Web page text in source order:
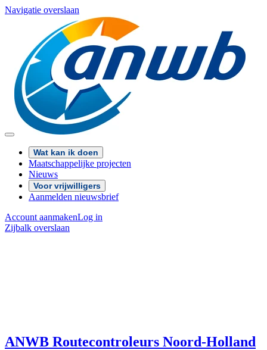
Navigatie overslaan
Wat kan ik doen
Maatschappelijke projecten
Nieuws
Voor vrijwilligers
Aanmelden nieuwsbrief
Account aanmakenLog in
Zijbalk overslaan
ANWB Routecontroleurs Noord-Holland